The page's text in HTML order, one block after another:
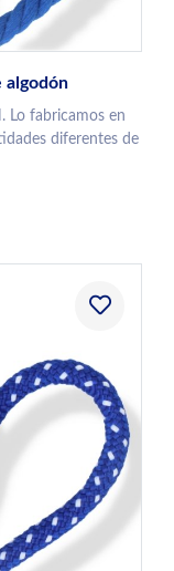
algodón
Lo fabricamos en
diferentes de